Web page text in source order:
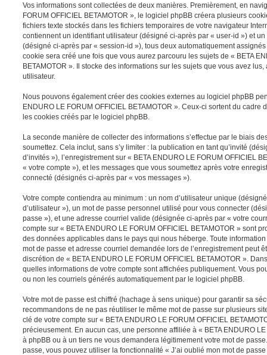
Vos informations sont collectées de deux manières. Premièrement, en
FORUM OFFICIEL BETAMOTOR », le logiciel phpBB créera plusieurs
fichiers texte stockés dans les fichiers temporaires de votre navigateur
contiennent un identifiant utilisateur (désigné ci-après par « user-id ») et
(désigné ci-après par « session-id »), tous deux automatiquement
cookie sera créé une fois que vous aurez parcouru les sujets de « BETA
BETAMOTOR ». Il stocke des informations sur les sujets que vous avez
utilisateur.
Nous pouvons également créer des cookies externes au logiciel phpBB
ENDURO LE FORUM OFFICIEL BETAMOTOR ». Ceux-ci sortent du cadre
les cookies créés par le logiciel phpBB.
La seconde manière de collecter des informations s’effectue par le biais
soumettez. Cela inclut, sans s’y limiter : la publication en tant qu’invité
d’invités »), l’enregistrement sur « BETA ENDURO LE FORUM OFFICIEL
« votre compte »), et les messages que vous soumettez après votre
connecté (désignés ci-après par « vos messages »).
Votre compte contiendra au minimum : un nom d’utilisateur unique
d’utilisateur »), un mot de passe personnel utilisé pour vous connecter
passe »), et une adresse courriel valide (désignée ci-après par « votre
compte sur « BETA ENDURO LE FORUM OFFICIEL BETAMOTOR » sont
des données applicables dans le pays qui nous héberge. Toute
mot de passe et adresse courriel demandée lors de l’enregistrement peut
discrétion de « BETA ENDURO LE FORUM OFFICIEL BETAMOTOR ».
quelles informations de votre compte sont affichées publiquement. Vous
ou non les courriels générés automatiquement par le logiciel phpBB.
Votre mot de passe est chiffré (hachage à sens unique) pour garantir sa
recommandons de ne pas réutiliser le même mot de passe sur plusieurs
clé de votre compte sur « BETA ENDURO LE FORUM OFFICIEL
précieusement. En aucun cas, une personne affiliée à « BETA ENDURO
à phpBB ou à un tiers ne vous demandera légitimement votre mot de
passe, vous pouvez utiliser la fonctionnalité « J’ai oublié mon mot de